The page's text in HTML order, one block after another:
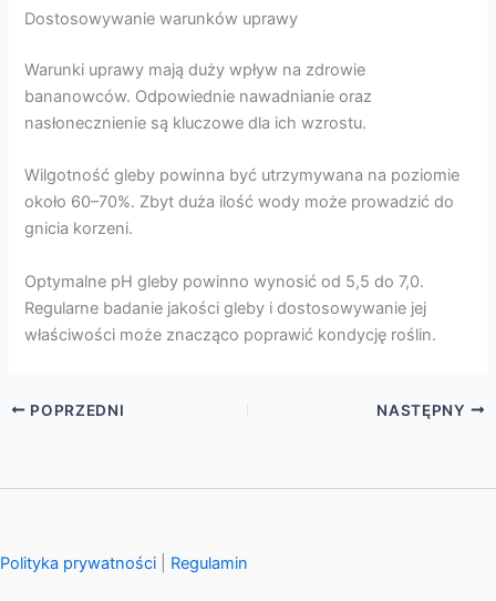
Dostosowywanie warunków uprawy
Warunki uprawy mają duży wpływ na zdrowie
bananowców. Odpowiednie nawadnianie oraz
nasłonecznienie są kluczowe dla ich wzrostu.
Wilgotność gleby powinna być utrzymywana na poziomie
około 60–70%. Zbyt duża ilość wody może prowadzić do
gnicia korzeni.
Optymalne pH gleby powinno wynosić od 5,5 do 7,0.
Regularne badanie jakości gleby i dostosowywanie jej
właściwości może znacząco poprawić kondycję roślin.
POPRZEDNI NASTĘPNY
Polityka prywatności Regulamin